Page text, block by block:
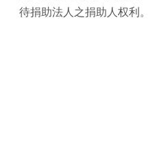
待捐助法人之捐助人权利。